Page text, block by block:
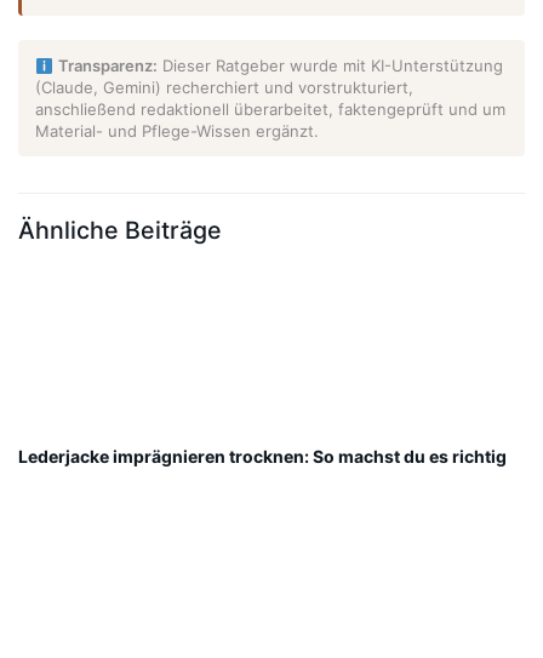
Transparenz: Dieser Ratgeber wurde mit KI-Unterstützung
(Claude, Gemini) recherchiert und vorstrukturiert,
anschließend redaktionell überarbeitet, faktengeprüft und um
Material- und Pflege-Wissen ergänzt.
Ähnliche Beiträge
Lederjacke imprägnieren trocknen: So machst du es richtig